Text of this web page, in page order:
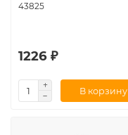
43825
1226 ₽
В корзину